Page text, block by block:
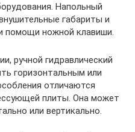
Напольный
габариты и
помощи ножной клавиши.
ручной гидравлический
горизонтальным или
отличаются
плиты. Она может
или вертикально.